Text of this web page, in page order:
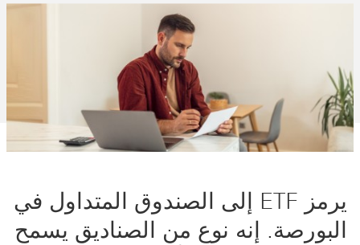
يرمز ETF إلى الصندوق المتداول في
البورصة. إنه نوع من الصناديق يسمح